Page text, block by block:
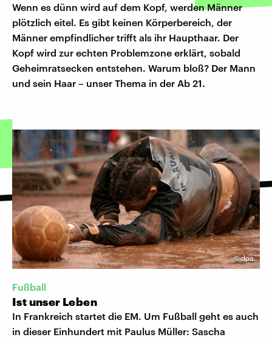
Wenn es dünn wird auf dem Kopf, werden Männer
plötzlich eitel. Es gibt keinen Körperbereich, der
Männer empfindlicher trifft als ihr Haupthaar. Der
Kopf wird zur echten Problemzone erklärt, sobald
Geheimratsecken entstehen. Warum bloß? Der Mann
und sein Haar – unser Thema in der Ab 21.
©dpa
Fußball
Ist unser Leben
In Frankreich startet die EM. Um Fußball geht es auch
in dieser Einhundert mit Paulus Müller: Sascha